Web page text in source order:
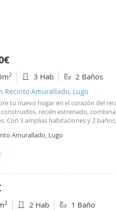
2 3 Hab 2 Baños
Recinto Amurallado, Lugo
tu nuevo hogar en el corazón del
construidos, recién estrenado,
Con 3 amplias habitaciones y 2
con electrodomésticos de última
el espacio. Imagina relajarte en la
del entorno. Además, el edificio
comodidad. Este piso es apto
en una opción accesible para
estarás siempre a gusto en
de vivir en un lugar donde cada
y enamórate de tu futuro hogar!
Amurallado, Lugo
2 2 Hab 1 Baño